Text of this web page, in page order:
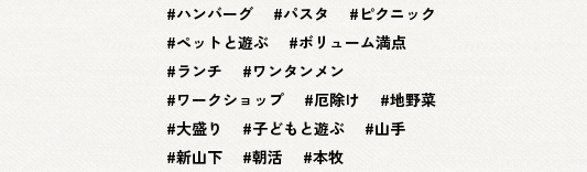
ハンバーグ
パスタ
ピクニック
ペットと遊ぶ
ボリューム満点
ランチ
ワンタンメン
ワークショップ
厄除け
地野菜
大盛り
子どもと遊ぶ
山手
新山下
朝活
本牧